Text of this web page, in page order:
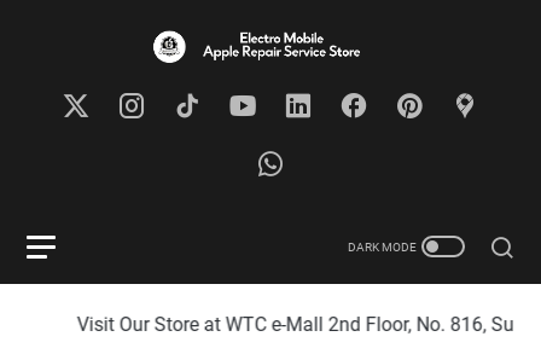
Our Store at WTC e-Mall 2nd Floor, No. 816, Surabaya City